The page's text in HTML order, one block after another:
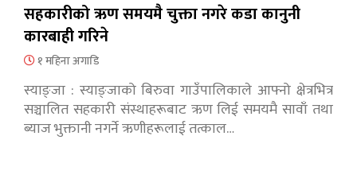
सहकारीको ऋण समयमै चुक्ता नगरे कडा कानुनी
कारबाही गरिने
१ महिना अगाडि
स्याङ्जा : स्याङ्जाको बिरुवा गाउँपालिकाले आफ्नो क्षेत्रभित्र
सञ्चालित सहकारी संस्थाहरूबाट ऋण लिई समयमै सावाँ तथा
ब्याज भुक्तानी नगर्ने ऋणीहरूलाई तत्काल…